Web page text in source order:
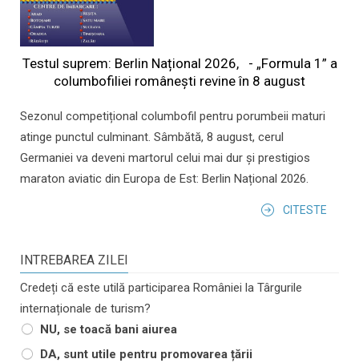
Testul suprem: Berlin Național 2026, - „Formula 1” a
columbofiliei româneşti revine în 8 august
Sezonul competițional columbofil pentru porumbeii maturi
atinge punctul culminant. Sâmbătă, 8 august, cerul
Germaniei va deveni martorul celui mai dur și prestigios
maraton aviatic din Europa de Est: Berlin Național 2026.
CITESTE
INTREBAREA ZILEI
Credeți că este utilă participarea României la Târgurile
internaționale de turism?
NU, se toacă bani aiurea
DA, sunt utile pentru promovarea țării